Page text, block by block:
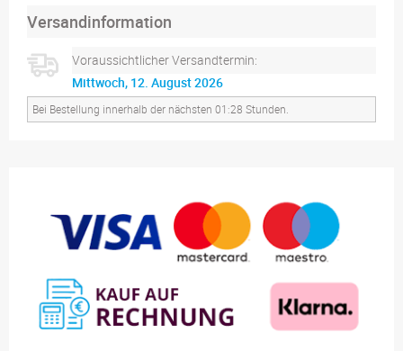
Versandinformation
Voraussichtlicher Versandtermin:
Mittwoch, 12. August 2026
Bei Bestellung innerhalb der nächsten 01:28 Stunden.